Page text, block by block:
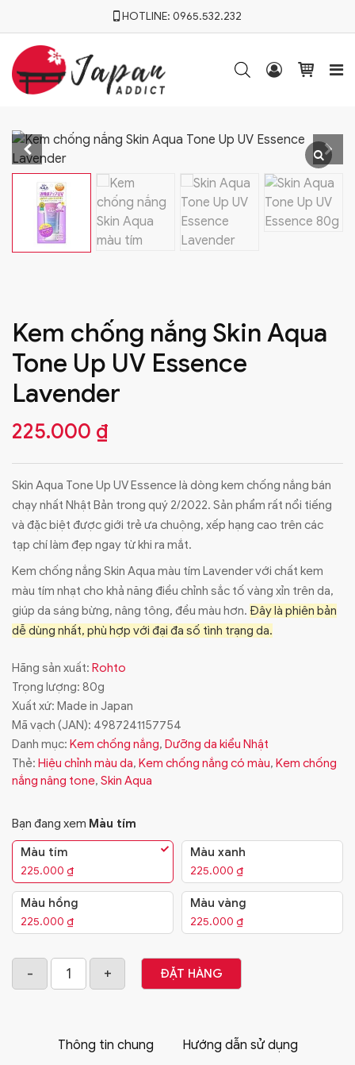
HOTLINE: 0965.532.232
  
Kem chống nắng Skin Aqua
Tone Up UV Essence
Lavender
225.000 ₫
Skin Aqua Tone Up UV Essence là dòng kem chống nắng bán
chạy nhất Nhật Bản trong quý 2/2022. Sản phẩm rất nổi tiếng
và đặc biệt được giới trẻ ưa chuộng, xếp hạng cao trên các
tạp chí làm đẹp ngay từ khi ra mắt.
Kem chống nắng Skin Aqua màu tím Lavender với chất kem
màu tím nhạt cho khả năng điều chỉnh sắc tố vàng xỉn trên da,
giúp da sáng bừng, nâng tông, đều màu hơn. Đây là phiên bản
dễ dùng nhất, phù hợp với đại đa số tình trạng da.
Hãng sản xuất: Rohto
Trọng lượng: 80g
Xuất xứ: Made in Japan
Mã vạch (JAN): 4987241157754
Danh mục: Kem chống nắng, Dưỡng da kiểu Nhật
Thẻ: Hiệu chỉnh màu da, Kem chống nắng có màu, Kem chống
nắng nâng tone, Skin Aqua
Bạn đang xem Màu tím
Màu tím
225.000 ₫
Màu xanh
225.000 ₫
Màu hồng
225.000 ₫
Màu vàng
225.000 ₫
ĐẶT HÀNG
Thông tin chung Hướng dẫn sử dụng